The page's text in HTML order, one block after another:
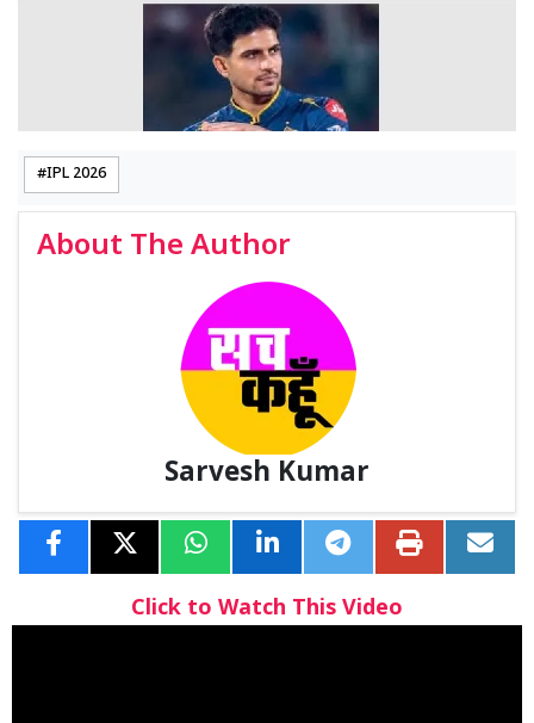
IPL 2026
About The Author
Sarvesh Kumar
Click to Watch This Video